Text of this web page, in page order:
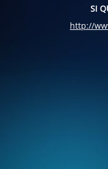
SI
http://